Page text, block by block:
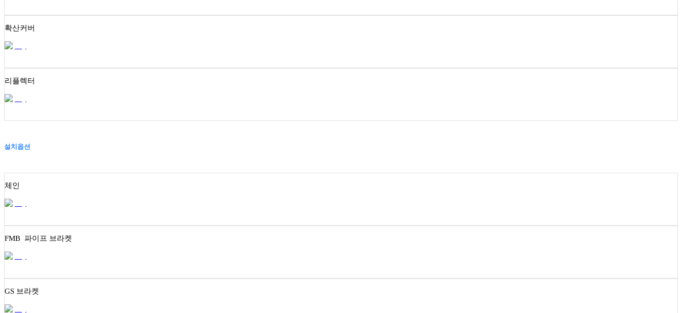
확산커버
리플렉터
설치옵션
체인
FMB 파이프 브라켓
GS 브라켓